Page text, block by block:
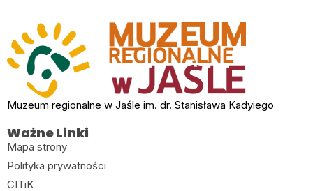
Muzeum regionalne w Jaśle im. dr. Stanisława Kadyiego
Ważne Linki
Mapa strony
Polityka prywatności
CITiK